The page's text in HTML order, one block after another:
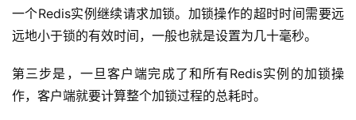
一个Redis实例继续请求加锁。加锁操作的超时时间需要远
远地小于锁的有效时间，一般也就是设置为几十毫秒。
第三步是，一旦客户端完成了和所有Redis实例的加锁操
作，客户端就要计算整个加锁过程的总耗时。